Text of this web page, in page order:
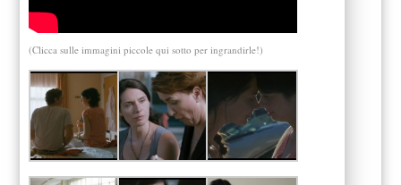
(Clicca sulle immagini piccole qui sotto per ingrandirle!)